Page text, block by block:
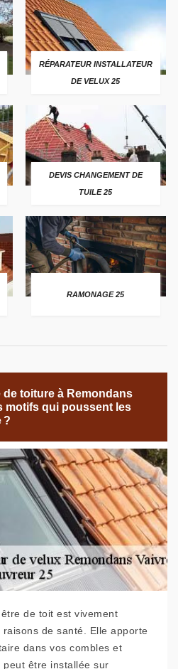
RÉPARATEUR INSTALLATEUR
DE VELUX 25
DEVIS CHANGEMENT DE
TUILE 25
RAMONAGE 25
de toiture à Remondans
motifs qui poussent les
?
de toit est vivement
de santé. Elle apporte
dans vos combles et
être installée sur